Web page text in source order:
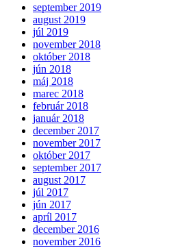
september 2019
august 2019
júl 2019
november 2018
október 2018
jún 2018
máj 2018
marec 2018
február 2018
január 2018
december 2017
november 2017
október 2017
september 2017
august 2017
júl 2017
jún 2017
apríl 2017
december 2016
november 2016